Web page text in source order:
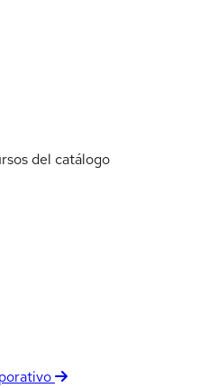
del catálogo